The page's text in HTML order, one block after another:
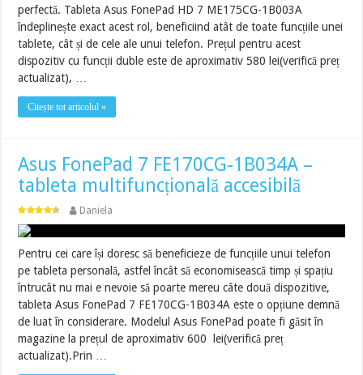
perfectă. Tableta Asus FonePad HD 7 ME175CG-1B003A
îndeplinește exact acest rol, beneficiind atât de toate funcțiile unei
tablete, cât și de cele ale unui telefon. Prețul pentru acest
dispozitiv cu funcții duble este de aproximativ 580 lei(verifică preț
actualizat), …
Citește tot articolul »
Asus FonePad 7 FE170CG-1B034A –
tableta multifuncțională accesibilă
Daniela
Pentru cei care își doresc să beneficieze de funcțiile unui telefon
pe tableta personală, astfel încât să economisească timp și spațiu
întrucât nu mai e nevoie să poarte mereu câte două dispozitive,
tableta Asus FonePad 7 FE170CG-1B034A este o opțiune demnă
de luat în considerare. Modelul Asus FonePad poate fi găsit în
magazine la prețul de aproximativ 600 lei(verifică preț
actualizat).Prin …